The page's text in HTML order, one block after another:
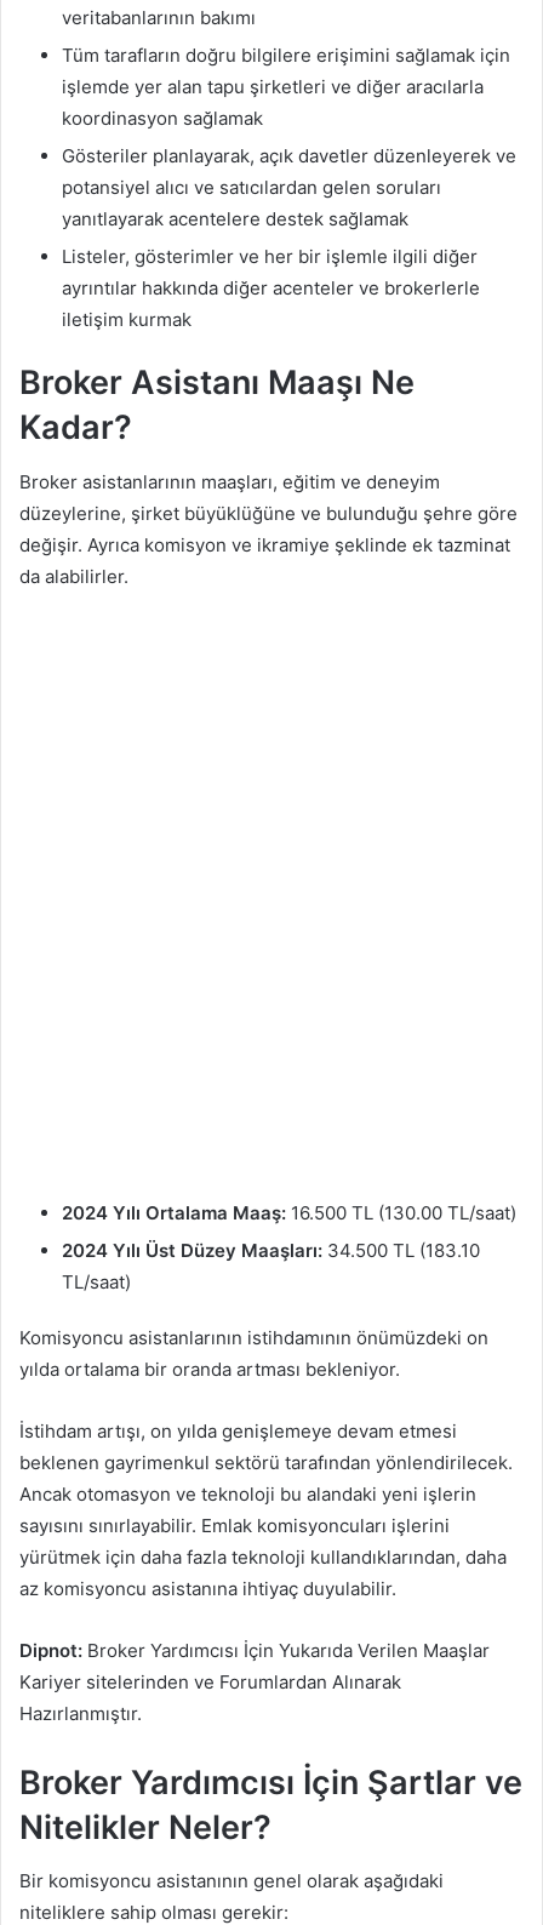
veritabanlarının bakımı
Tüm tarafların doğru bilgilere erişimini sağlamak için
işlemde yer alan tapu şirketleri ve diğer aracılarla
koordinasyon sağlamak
Gösteriler planlayarak, açık davetler düzenleyerek ve
potansiyel alıcı ve satıcılardan gelen soruları
yanıtlayarak acentelere destek sağlamak
Listeler, gösterimler ve her bir işlemle ilgili diğer
ayrıntılar hakkında diğer acenteler ve brokerlerle
iletişim kurmak
Broker Asistanı Maaşı Ne
Kadar?
Broker asistanlarının maaşları, eğitim ve deneyim
düzeylerine, şirket büyüklüğüne ve bulunduğu şehre göre
değişir. Ayrıca komisyon ve ikramiye şeklinde ek tazminat
da alabilirler.
2024 Yılı Ortalama Maaş: 16.500 TL (130.00 TL/saat)
2024 Yılı Üst Düzey Maaşları: 34.500 TL (183.10
TL/saat)
Komisyoncu asistanlarının istihdamının önümüzdeki on
yılda ortalama bir oranda artması bekleniyor.
İstihdam artışı, on yılda genişlemeye devam etmesi
beklenen gayrimenkul sektörü tarafından yönlendirilecek.
Ancak otomasyon ve teknoloji bu alandaki yeni işlerin
sayısını sınırlayabilir. Emlak komisyoncuları işlerini
yürütmek için daha fazla teknoloji kullandıklarından, daha
az komisyoncu asistanına ihtiyaç duyulabilir.
Dipnot: Broker Yardımcısı İçin Yukarıda Verilen Maaşlar
Kariyer sitelerinden ve Forumlardan Alınarak
Hazırlanmıştır.
Broker Yardımcısı İçin Şartlar ve
Nitelikler Neler?
Bir komisyoncu asistanının genel olarak aşağıdaki
niteliklere sahip olması gerekir: